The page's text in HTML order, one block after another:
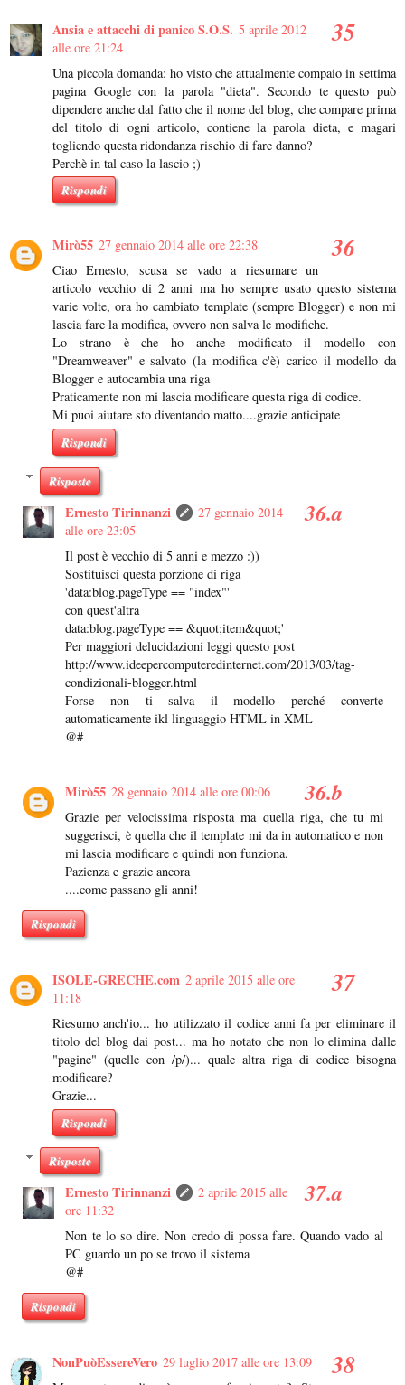
Ansia e attacchi di panico S.O.S. 5 aprile 2012
alle ore 21:24
Una piccola domanda: ho visto che attualmente compaio in settima
pagina Google con la parola "dieta". Secondo te questo può
dipendere anche dal fatto che il nome del blog, che compare prima
del titolo di ogni articolo, contiene la parola dieta, e magari
togliendo questa ridondanza rischio di fare danno?
Perchè in tal caso la lascio ;)
Rispondi
Mirò55 27 gennaio 2014 alle ore 22:38
Ciao Ernesto, scusa se vado a riesumare un
articolo vecchio di 2 anni ma ho sempre usato questo sistema
varie volte, ora ho cambiato template (sempre Blogger) e non mi
lascia fare la modifica, ovvero non salva le modifiche.
Lo strano è che ho anche modificato il modello con
"Dreamweaver" e salvato (la modifica c'è) carico il modello da
Blogger e autocambia una riga
Praticamente non mi lascia modificare questa riga di codice.
Mi puoi aiutare sto diventando matto....grazie anticipate
Rispondi
Risposte
Ernesto Tirinnanzi
27 gennaio 2014
alle ore 23:05
Il post è vecchio di 5 anni e mezzo :))
Sostituisci questa porzione di riga
'data:blog.pageType == "index"'
con quest'altra
data:blog.pageType == &quot;item&quot;'
Per maggiori delucidazioni leggi questo post
http://www.ideepercomputeredinternet.com/2013/03/tag-
condizionali-blogger.html
Forse non ti salva il modello perché converte
automaticamente ikl linguaggio HTML in XML
@#
Mirò55 28 gennaio 2014 alle ore 00:06
Grazie per velocissima risposta ma quella riga, che tu mi
suggerisci, è quella che il template mi da in automatico e non
mi lascia modificare e quindi non funziona.
Pazienza e grazie ancora
....come passano gli anni!
Rispondi
ISOLE-GRECHE.com 2 aprile 2015 alle ore
11:18
Riesumo anch'io... ho utilizzato il codice anni fa per eliminare il
titolo del blog dai post... ma ho notato che non lo elimina dalle
"pagine" (quelle con /p/)... quale altra riga di codice bisogna
modificare?
Grazie...
Rispondi
Risposte
Ernesto Tirinnanzi
2 aprile 2015 alle
ore 11:32
Non te lo so dire. Non credo di possa fare. Quando vado al
PC guardo un po se trovo il sistema
@#
Rispondi
NonPuòEssereVero 29 luglio 2017 alle ore 13:09